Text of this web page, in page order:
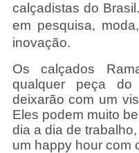
calçadistas do
em pesquisa,
inovação.
Os calçados
qualquer peça
deixarão com um
Eles podem muito
dia a dia de
um happy hour com